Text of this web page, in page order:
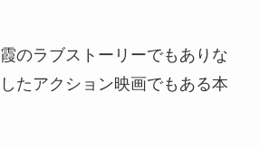
のラブストーリーでもありな
たアクション映画でもある本